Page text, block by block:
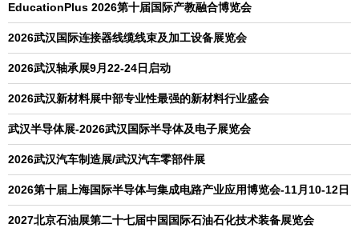
EducationPlus 2026第十届国际产教融合博览会
2026武汉国际连接器线缆线束及加工设备展览会
2026武汉轴承展9月22-24日启动
2026武汉新材料展中部专业性最强的新材料行业盛会
武汉半导体展-2026武汉国际半导体及电子展览会
2026武汉汽车制造展/武汉汽车零部件展
2026第十届上海国际半导体与集成电路产业应用博览会-11月10-12日
2027北京石油展第二十七届中国国际石油石化技术装备展览会